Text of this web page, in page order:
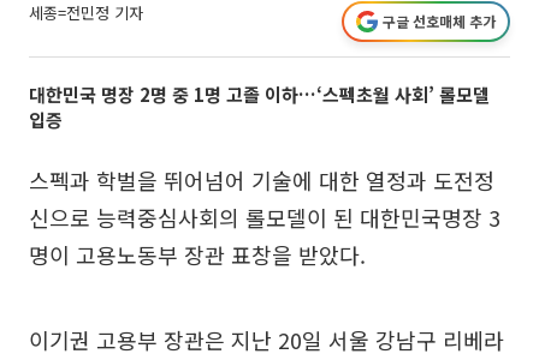
세종=전민정 기자 구글 선호매체 추가
대한민국 명장 2명 중 1명 고졸 이하…‘스펙초월 사회’ 롤모델
입증
스펙과 학벌을 뛰어넘어 기술에 대한 열정과 도전정
신으로 능력중심사회의 롤모델이 된 대한민국명장 3
명이 고용노동부 장관 표창을 받았다.
이기권 고용부 장관은 지난 20일 서울 강남구 리베라